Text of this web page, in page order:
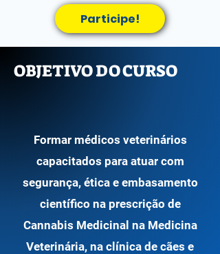
Participe!
OBJETIVO DO CURSO
Formar médicos veterinários
capacitados para atuar com
segurança, ética e embasamento
científico na prescrição de
Cannabis Medicinal na Medicina
Veterinária, na clínica de cães e